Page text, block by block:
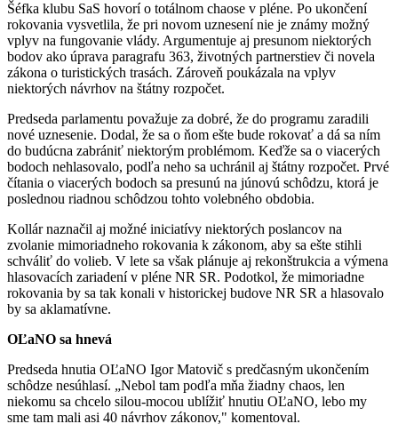
Šéfka klubu SaS hovorí o totálnom chaose v pléne. Po ukončení
rokovania vysvetlila, že pri novom uznesení nie je známy možný
vplyv na fungovanie vlády. Argumentuje aj presunom niektorých
bodov ako úprava paragrafu 363, životných partnerstiev či novela
zákona o turistických trasách. Zároveň poukázala na vplyv
niektorých návrhov na štátny rozpočet.
Predseda parlamentu považuje za dobré, že do programu zaradili
nové uznesenie. Dodal, že sa o ňom ešte bude rokovať a dá sa ním
do budúcna zabrániť niektorým problémom. Keďže sa o viacerých
bodoch nehlasovalo, podľa neho sa uchránil aj štátny rozpočet. Prvé
čítania o viacerých bodoch sa presunú na júnovú schôdzu, ktorá je
poslednou riadnou schôdzou tohto volebného obdobia.
Kollár naznačil aj možné iniciatívy niektorých poslancov na
zvolanie mimoriadneho rokovania k zákonom, aby sa ešte stihli
schváliť do volieb. V lete sa však plánuje aj rekonštrukcia a výmena
hlasovacích zariadení v pléne NR SR. Podotkol, že mimoriadne
rokovania by sa tak konali v historickej budove NR SR a hlasovalo
by sa aklamatívne.
OĽaNO sa hnevá
Predseda hnutia OĽaNO Igor Matovič s predčasným ukončením
schôdze nesúhlasí. „Nebol tam podľa mňa žiadny chaos, len
niekomu sa chcelo silou-mocou ublížiť hnutiu OĽaNO, lebo my
sme tam mali asi 40 návrhov zákonov," komentoval.